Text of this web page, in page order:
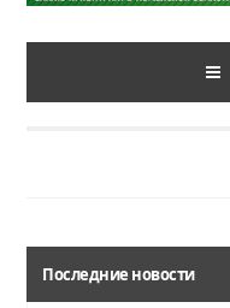
Последние новости